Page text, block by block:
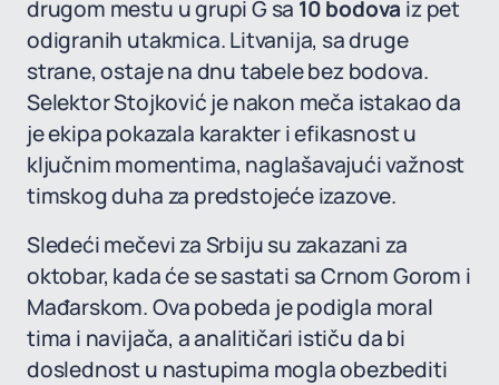
drugom mestu u grupi G sa 10 bodova iz pet
odigranih utakmica. Litvanija, sa druge
strane, ostaje na dnu tabele bez bodova.
Selektor Stojković je nakon meča istakao da
je ekipa pokazala karakter i efikasnost u
ključnim momentima, naglašavajući važnost
timskog duha za predstojeće izazove.
Sledeći mečevi za Srbiju su zakazani za
oktobar, kada će se sastati sa Crnom Gorom i
Mađarskom. Ova pobeda je podigla moral
tima i navijača, a analitičari ističu da bi
doslednost u nastupima mogla obezbediti